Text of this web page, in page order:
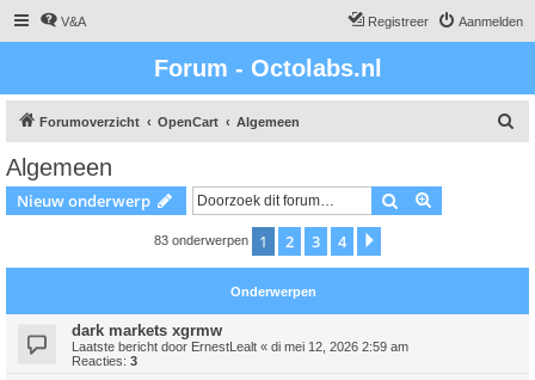
V&A Aanmelden
Registreer
Forum - Octolabs.nl
Forumoverzicht OpenCart Algemeen
Algemeen
Nieuw onderwerp Zoek
83 onderwerpen 1 2 3 4
Onderwerpen
dark markets xgrmw
Laatste bericht door ErnestLealt « di mei 12, 2026 2:59 am
Reacties: 3